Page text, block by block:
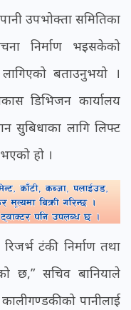
उपभोक्ता समितिका
निर्माण भइसकेको
बताउनुभयो ।
डिभिजन कार्यालय
सुबिधाका लागि लिफ्ट
हो ।
टंकी निर्माण तथा
छ,” सचिव बानियाले
पानीलाई